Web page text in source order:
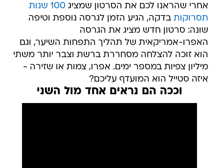
אחרי שהראנו לכם את הסרטון שמציג
100 שנות
תסרוקות בדקה, הגיע הזמן לגרסה נוספת וטיפה
שונה: סרטון חדש מציג את הגרסה
האפרו-אמריקאית של תהליך התפחות השיער, וגם
הוא זוכה להצלחה מסחררת ברשת וצבר יותר משתי
מיליון צפיות במספר ימים. אפרו, צמות או שזירה -
איזה סטייל הוא המועדף עליכם?
וככה הם נראים אחד מול השני